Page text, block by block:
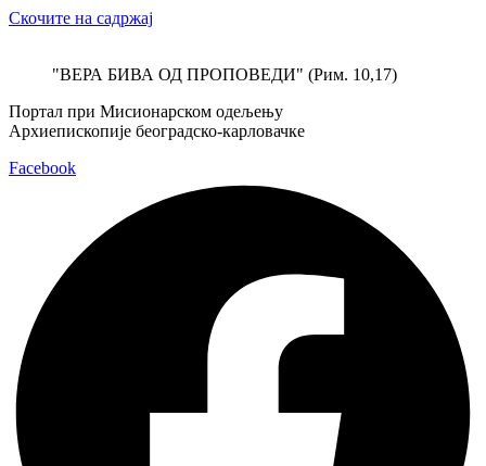
Скочите на садржај
"ВЕРА БИВА ОД ПРОПОВЕДИ" (Рим. 10,17)
Портал при Мисионарском одељењу
Архиепископије београдско-карловачке
Facebook